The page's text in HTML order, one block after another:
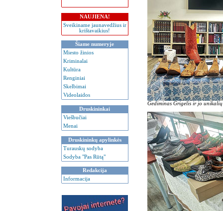
NAUJIENA!
Sveikiname jaunavedžius ir
krištavaikius!
Šiame numeryje
Miesto žinios
Kriminalai
Kultūra
Renginiai
Skelbimai
Videolaidos
Druskininkai
Viešbučiai
Menai
Druskininkų apylinkės
Turauskų sodyba
Sodyba "Pas Rūtą"
Redakcija
Informacija
Gediminas Grigelis ir jo